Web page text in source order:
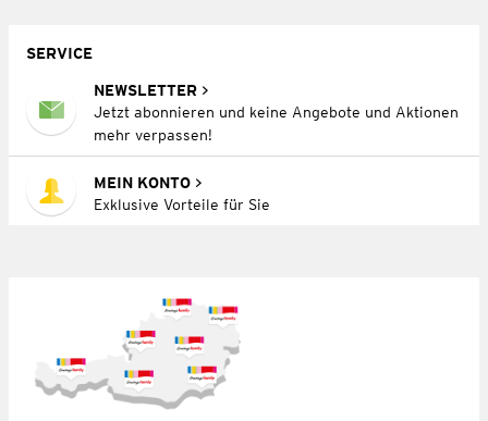
SERVICE
NEWSLETTER
Jetzt abonnieren und keine Angebote und Aktionen
mehr verpassen!
MEIN KONTO
Exklusive Vorteile für Sie